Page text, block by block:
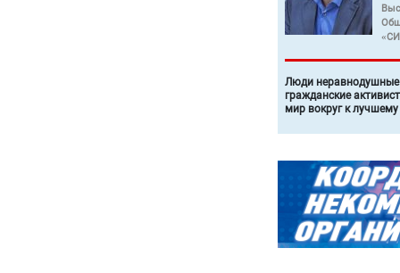
Люди неравнодушные
гражданские
мир вокруг к лучшему